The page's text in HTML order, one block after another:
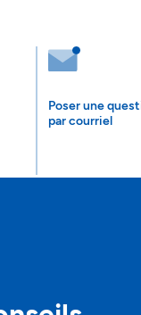
Poser une
par courriel